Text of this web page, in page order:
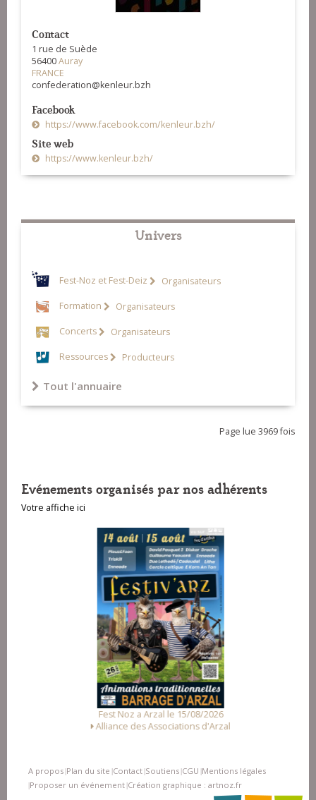
Contact
1 rue de Suède
56400Auray
FRANCE
confederation@kenleur.bzh
Facebook
https://www.facebook.com/kenleur.bzh/
Site web
https://www.kenleur.bzh/
Univers
Fest-Noz et Fest-Deiz Organisateurs
Formation Organisateurs
Concerts Organisateurs
Ressources Producteurs
Tout l'annuaire
Page lue 3969 fois
Evénements organisés par nos adhérents
Votre affiche ici
Fest Noz a Arzal le 15/08/2026
Alliance des Associations d'Arzal
A propos |Plan du site |Contact |Soutiens |CGU |Mentions légales
|Proposer un événement |Création graphique : artnoz.fr